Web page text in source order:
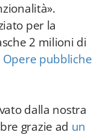
per la
2 milioni di
pubbliche
dalla nostra
grazie ad un